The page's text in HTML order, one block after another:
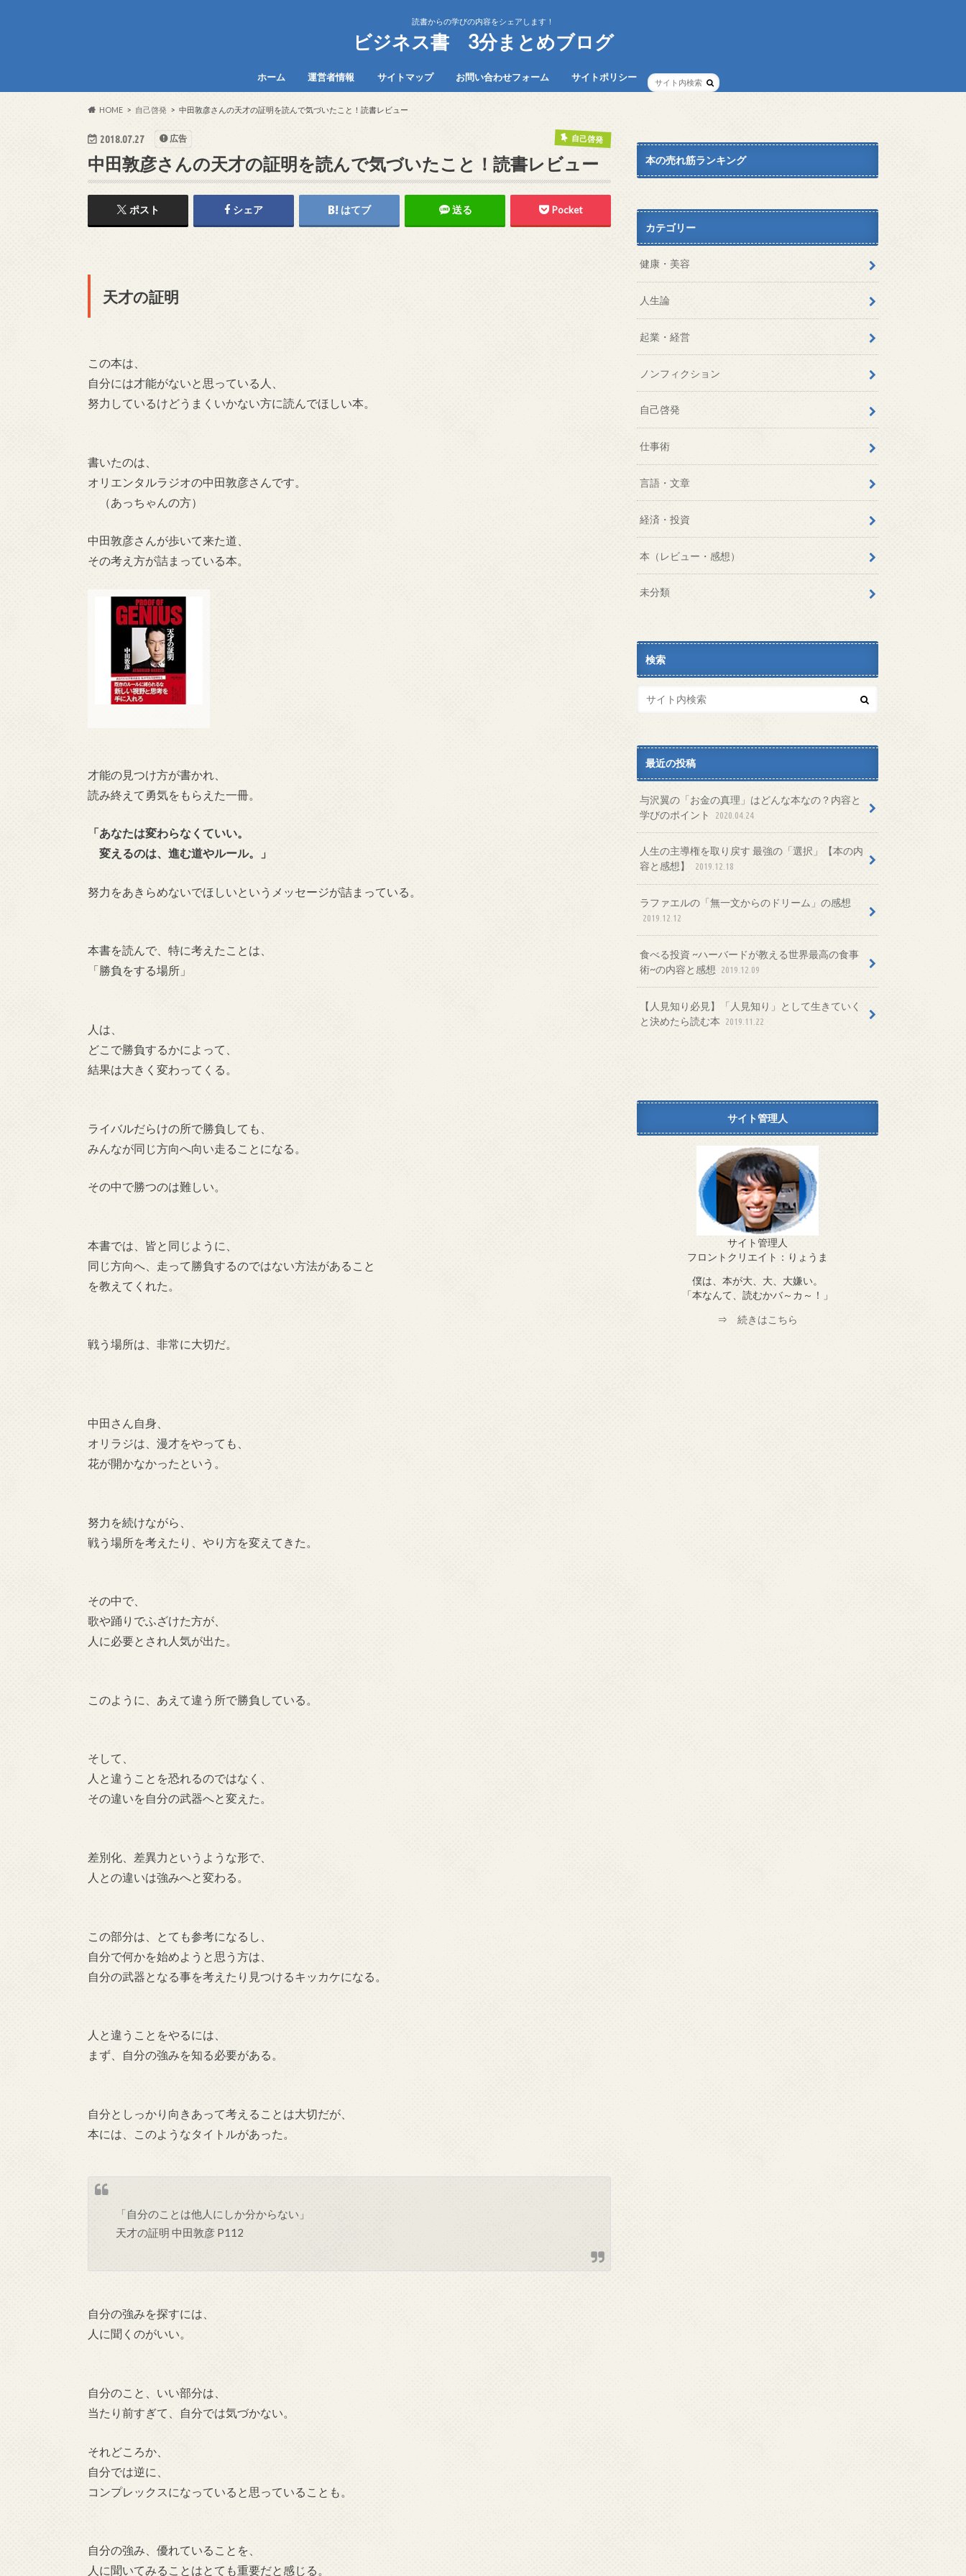
読書からの学びの内容をシェアします！
ビジネス書 3分まとめブログ
ホーム 運営者情報 サイトマップ お問い合わせフォーム サイトポリシー
HOME 自己啓発 中田敦彦さんの天才の証明を読んで気づいたこと！読書レビュー
2018.07.27 自己啓発
広告
中田敦彦さんの天才の証明を読んで気づいたこと！読書レビュー
ポスト シェア はてブ 送る Pocket
天才の証明
この本は、
自分には才能がないと思っている人、
努力しているけどうまくいかない方に読んでほしい本。
書いたのは、
オリエンタルラジオの中田敦彦さんです。
（あっちゃんの方）
中田敦彦さんが歩いて来た道、
その考え方が詰まっている本。
才能の見つけ方が書かれ、
読み終えて勇気をもらえた一冊。
「あなたは変わらなくていい。
変えるのは、進む道やルール。」
努力をあきらめないでほしいというメッセージが詰まっている。
本書を読んで、特に考えたことは、
「勝負をする場所」
人は、
どこで勝負するかによって、
結果は大きく変わってくる。
ライバルだらけの所で勝負しても、
みんなが同じ方向へ向い走ることになる。
その中で勝つのは難しい。
本書では、皆と同じように、
同じ方向へ、走って勝負するのではない方法があること
を教えてくれた。
戦う場所は、非常に大切だ。
中田さん自身、
オリラジは、漫才をやっても、
花が開かなかったという。
努力を続けながら、
戦う場所を考えたり、やり方を変えてきた。
その中で、
歌や踊りでふざけた方が、
人に必要とされ人気が出た。
このように、あえて違う所で勝負している。
そして、
人と違うことを恐れるのではなく、
その違いを自分の武器へと変えた。
差別化、差異力というような形で、
人との違いは強みへと変わる。
この部分は、とても参考になるし、
自分で何かを始めようと思う方は、
自分の武器となる事を考えたり見つけるキッカケになる。
人と違うことをやるには、
まず、自分の強みを知る必要がある。
自分としっかり向きあって考えることは大切だが、
本には、このようなタイトルがあった。
「自分のことは他人にしか分からない」
天才の証明 中田敦彦 P112
自分の強みを探すには、
人に聞くのがいい。
自分のこと、いい部分は、
当たり前すぎて、自分では気づかない。
それどころか、
自分では逆に、
コンプレックスになっていると思っていることも。
自分の強み、優れていることを、
人に聞いてみることはとても重要だと感じる。
本の売れ筋ランキング
カテゴリー
健康・美容
人生論
起業・経営
ノンフィクション
自己啓発
仕事術
言語・文章
経済・投資
本（レビュー・感想）
未分類
検索
最近の投稿
与沢翼の「お金の真理」はどんな本なの？内容と
学びのポイント
2020.04.24
人生の主導権を取り戻す 最強の「選択」【本の内
容と感想】
2019.12.18
ラファエルの「無一文からのドリーム」の感想
2019.12.12
食べる投資 ~ハーバードが教える世界最高の食事
術~の内容と感想
2019.12.09
【人見知り必見】「人見知り」として生きていく
と決めたら読む本
2019.11.22
サイト管理人
サイト管理人
フロントクリエイト：りょうま
僕は、本が大、大、大嫌い。
「本なんて、読むかバ～カ～！」
⇒ 続きはこちら